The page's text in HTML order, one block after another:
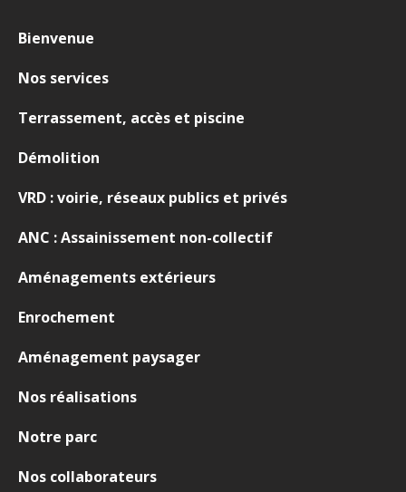
Bienvenue
Nos services
Terrassement, accès et piscine
Démolition
VRD : voirie, réseaux publics et privés
ANC : Assainissement non-collectif
Aménagements extérieurs
Enrochement
Aménagement paysager
Nos réalisations
Notre parc
Nos collaborateurs